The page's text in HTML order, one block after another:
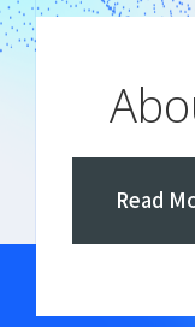
# QAエ
# インタ
#
# エン
Read